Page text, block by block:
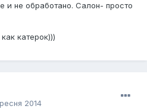
и не обработано. Салон- просто
катерок)))
2014